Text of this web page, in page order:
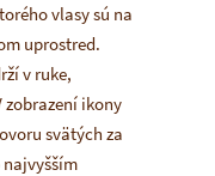
vlasy sú na
uprostred.
v ruke,
ikony
svätých za